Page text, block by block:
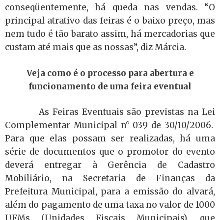
conseqüentemente, há queda nas vendas. “O
principal atrativo das feiras é o baixo preço, mas
nem tudo é tão barato assim, há mercadorias que
custam até mais que as nossas”, diz Márcia.
Veja como é o processo para abertura e
funcionamento de uma feira eventual
As Feiras Eventuais são previstas na Lei
Complementar Municipal n° 039 de 30/10/2006.
Para que elas possam ser realizadas, há uma
série de documentos que o promotor do evento
deverá entregar à Gerência de Cadastro
Mobiliário, na Secretaria de Finanças da
Prefeitura Municipal, para a emissão do alvará,
além do pagamento de uma taxa no valor de 1000